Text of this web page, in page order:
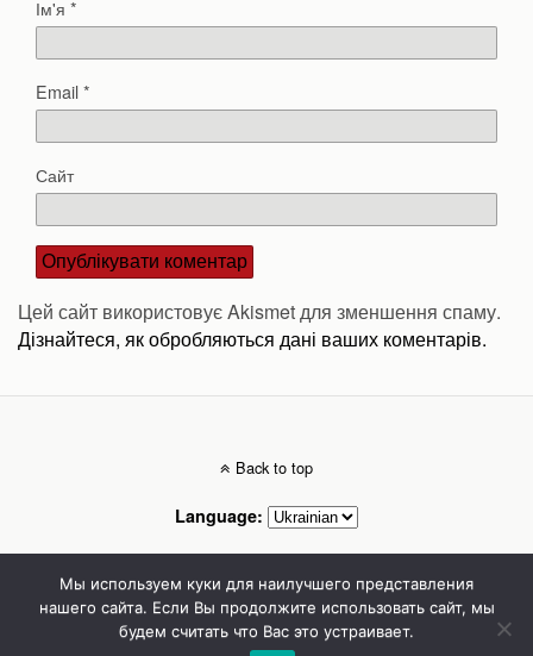
Ім'я *
Email*
Сайт
Цей сайт використовує Akismet для зменшення спаму.
Дізнайтеся, як обробляються дані ваших коментарів.
Back to top
Language:
Mobile Desktop
Стоматолог Сумы, стоматологические клиники Сумы, детская стоматология в
Мы используем куки для наилучшего представления
нашего сайта. Если Вы продолжите использовать сайт, мы
будем считать что Вас это устраивает.